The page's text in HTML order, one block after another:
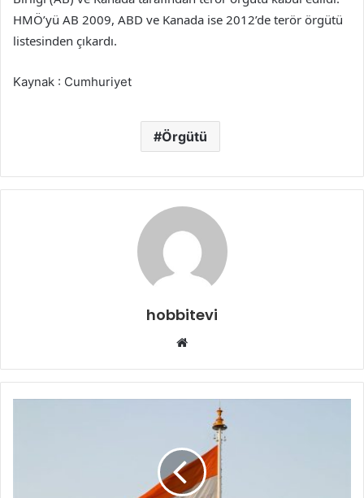
HMÖ’yü AB 2009, ABD ve Kanada ise 2012’de terör örgütü
listesinden çıkardı.
Kaynak : Cumhuriyet
Örgütü
hobbitevi
Web